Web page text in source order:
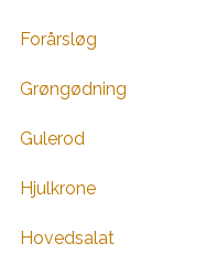
Forårsløg
Grøngødning
Gulerod
Hjulkrone
Hovedsalat